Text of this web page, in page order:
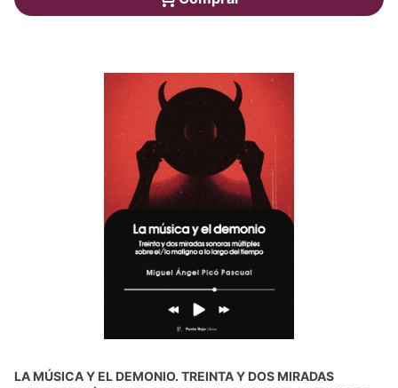
LA MÚSICA Y EL DEMONIO. TREINTA Y DOS MIRADAS